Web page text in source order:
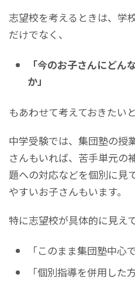
志望校を考えるときは、学
だけでなく、
「今のお子さんにどん
か」
もあわせて考えておきたい
中学受験では、集団塾の授
さんもいれば、苦手単元の
題への対応などを個別に見
やすいお子さんもいます。
特に志望校が具体的に見え
「このまま集団塾中心
「個別指導を併用した